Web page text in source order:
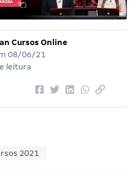
Cursos Online
08/06/21
leitura
2021